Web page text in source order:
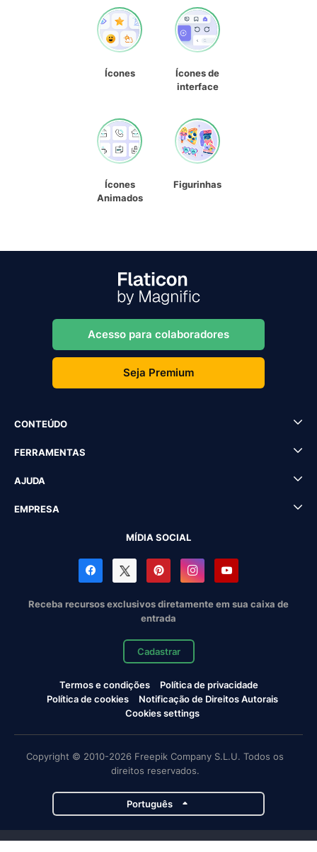
Ícones
Ícones de
interface
Ícones
Animados
Figurinhas
Acesso para colaboradores
Seja Premium
CONTEÚDO
FERRAMENTAS
AJUDA
EMPRESA
MÍDIA SOCIAL
Receba recursos exclusivos diretamente em sua caixa de
entrada
Cadastrar
Termos e condições
Política de privacidade
Política de cookies
Notificação de Direitos Autorais
Cookies settings
Copyright © 2010-2026 Freepik Company S.L.U. Todos os
direitos reservados.
Português